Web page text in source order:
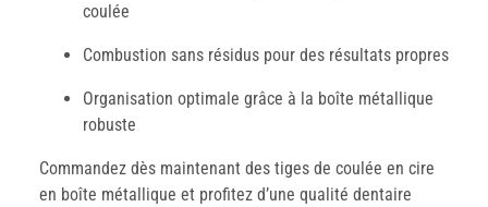
coulée
Combustion sans résidus pour des résultats propres
Organisation optimale grâce à la boîte métallique
robuste
Commandez dès maintenant des tiges de coulée en cire
en boîte métallique et profitez d’une qualité dentaire